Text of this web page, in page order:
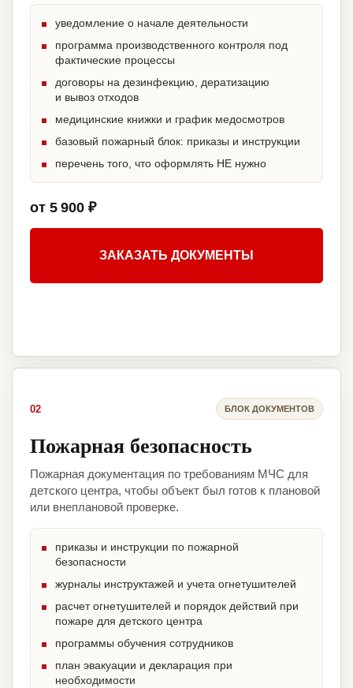
уведомление о начале деятельности
программа производственного контроля под
фактические процессы
договоры на дезинфекцию, дератизацию
и вывоз отходов
медицинские книжки и график медосмотров
базовый пожарный блок: приказы и инструкции
перечень того, что оформлять НЕ нужно
от 5 900 ₽
ЗАКАЗАТЬ ДОКУМЕНТЫ
02 БЛОК ДОКУМЕНТОВ
Пожарная безопасность
Пожарная документация по требованиям МЧС для
детского центра, чтобы объект был готов к плановой
или внеплановой проверке.
приказы и инструкции по пожарной
безопасности
журналы инструктажей и учета огнетушителей
расчет огнетушителей и порядок действий при
пожаре для детского центра
программы обучения сотрудников
план эвакуации и декларация при
необходимости